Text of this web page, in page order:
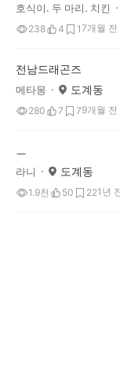
호식이. 두 마리. 치킨
238 4 17개월 전
전남드래곤즈
메타몽 도계동
280 7 79개월 전
ㅡ
라니 도계동
1.9천 50 221년